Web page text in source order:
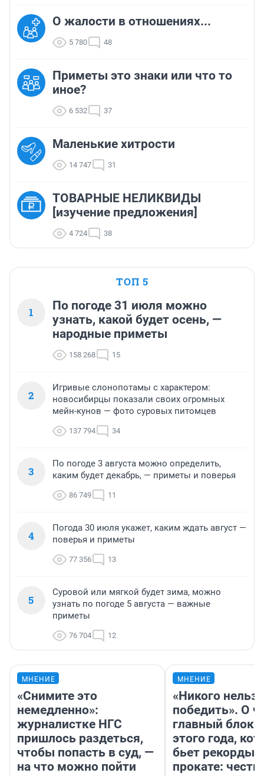
О жалости в отношениях...
5 780 48
Приметы это знаки или что то
иное?
6 532 37
Маленькие хитрости
14 747 31
ТОВАРНЫЕ НЕЛИКВИДЫ
[изучение предложения]
4 724 38
ТОП 5
1
По погоде 31 июля можно
узнать, какой будет осень, —
народные приметы
158 268 15
2
Игривые слонопотамы с характером:
новосибирцы показали своих огромных
мейн-кунов — фото суровых питомцев
137 794 34
3
По погоде 3 августа можно определить,
каким будет декабрь, — приметы и поверья
86 749 11
4
Погода 30 июля укажет, каким ждать август —
поверья и приметы
77 356 13
5
Суровой или мягкой будет зима, можно
узнать по погоде 5 августа — важные
приметы
76 704 12
МНЕНИЕ
«Снимите это
немедленно»:
журналистке НГС
пришлось раздеться,
чтобы попасть в суд, —
на что можно пойти
МНЕНИЕ
«Никого нельзя
победить». О
главный
этого года,
бьет рекорды в
прокате: